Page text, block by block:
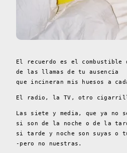
El recuerdo es el
de las llamas de tu ausencia
que incineran mis huesos a
El radio, la TV, otro
Las siete y media, que ya no
si son de la noche o de la
si tarde y noche son suyas o
-pero no nuestras.